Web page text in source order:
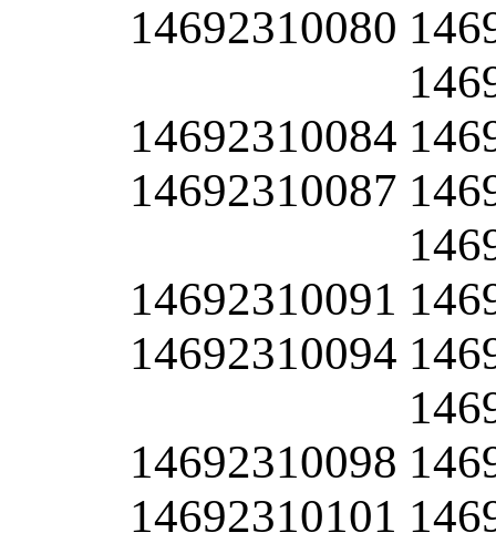
14692310080
14692310084
14692310087
14692310091
14692310094
14692310098
14692310101